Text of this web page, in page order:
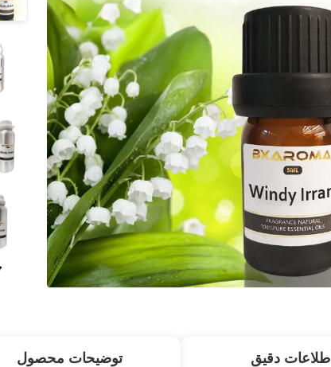
اطلاعات دقیق توضیحات محصول